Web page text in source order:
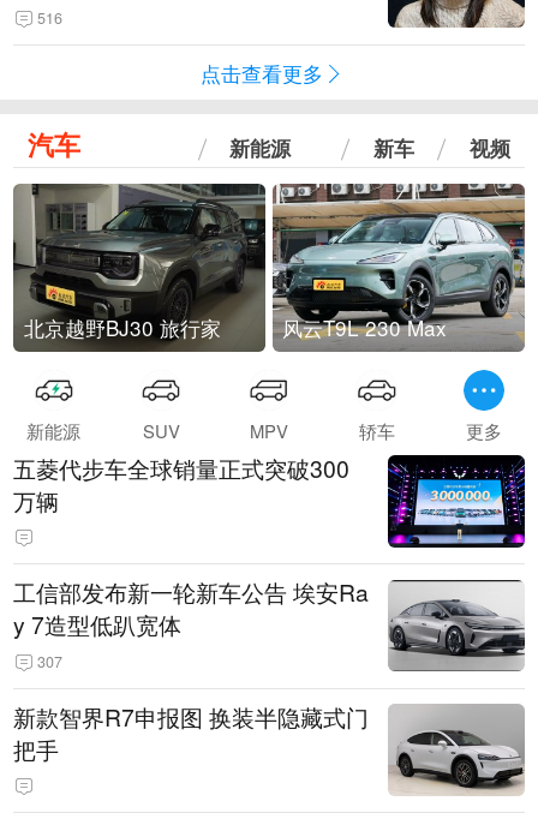
516
点击查看更多
汽车 新能源 新车 视频
北京越野BJ30 旅行家 风云T9L 230 Max
新能源 SUV MPV 轿车 更多
五菱代步车全球销量正式突破300
万辆
工信部发布新一轮新车公告 埃安Ra
y 7造型低趴宽体
307
新款智界R7申报图 换装半隐藏式门
把手